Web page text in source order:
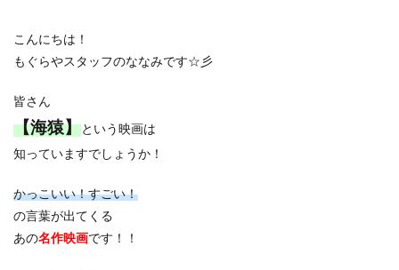
こんにちは！
もぐらやスタッフのななみです☆彡
皆さん
【海猿】という映画は
知っていますでしょうか！
かっこいい！すごい！
の言葉が出てくる
あの名作映画です！！